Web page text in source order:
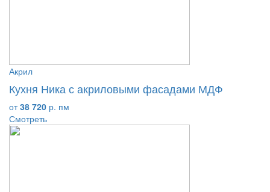
Акрил
Кухня Ника с акриловыми фасадами МДФ
от38 720 р. пм
Смотреть